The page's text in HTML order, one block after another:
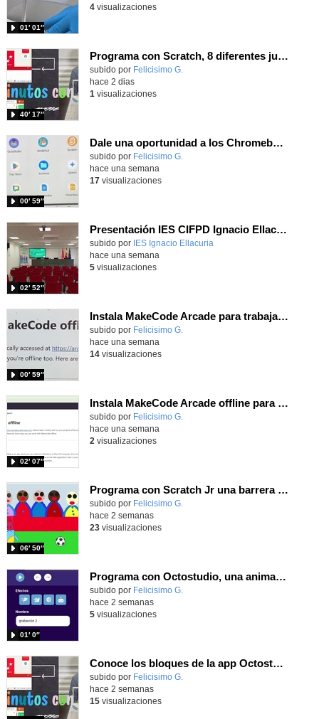
01′ 01″
4visualizaciones
Programa con Scratch, 8 diferentes juegos para vivir la emoción de los partidos de España en el mundial 2026
Contenido educativo.
subido por Felicisimo G.
40′ 17″
hace 2 dias
1 visualizaciones
Dale una oportunidad a los Chromebooks y utiliza un proyector para realizar talleres si no tienes pantallas táctiles
Contenido educativo.
subido por Felicisimo G.
00′ 59″
hace una semana
17visualizaciones
Presentación IES CIFPD Ignacio Ellacuría
Contenido educativo.
subido por IES Ignacio Ellacuria
02′ 52″
hace una semana
5visualizaciones
Instala MakeCode Arcade para trabajar offline en tu tablet, ordenador, Chromebook
Contenido educativo.
subido por Felicisimo G.
00′ 59″
hace una semana
14visualizaciones
Instala MakeCode Arcade offline para programar grandes juegos sin necesidad de Internet
Contenido educativo.
subido por Felicisimo G.
02′ 07″
hace una semana
2 visualizaciones
Programa con Scratch Jr una barrera que se desplaza para dar sensación de movimiento
Contenido educativo.
subido por Felicisimo G.
06′ 50″
hace 2 semanas
23visualizaciones
Programa con Octostudio, una animación utilizando la cámara para una foto y audio y texto para comunicar.
Contenido educativo.
subido por Felicisimo G.
01′ 0″
hace 2 semanas
5visualizaciones
Conoce los bloques de la app Octostudio, gratuito, offline y para tu tablet y móvil - Contenido educativo
Contenido educativo.
subido por Felicisimo G.
hace 2 semanas
15visualizaciones